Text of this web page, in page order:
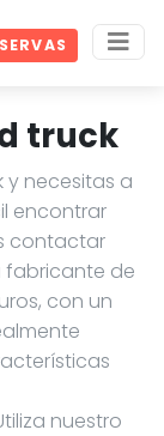
truck
necesitas a
encontrar
contactar
fabricante de
con un
nuestro